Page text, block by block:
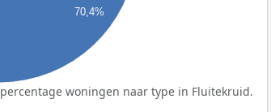
70,4%
woningen naar type in Fluitekruid.